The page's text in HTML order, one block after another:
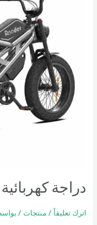
دراجة
اترك تعليقاً / منتجات /